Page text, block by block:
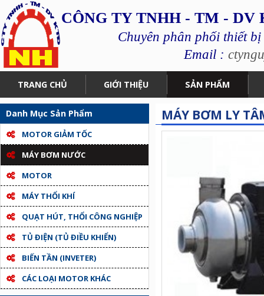
CÔNG TY TNHH - TM -
Chuyên phân phối thiết
Email :
TRANG CHỦ GIỚI THIỆU SẢN PHẨM
Danh Mục Sản Phẩm
MOTOR GIẢM TỐC
MÁY BƠM NƯỚC
MOTOR
MÁY THỔI KHÍ
QUẠT HÚT, THỔI CÔNG NGHIỆP
TỦ ĐIỆN (TỦ ĐIỀU KHIỂN)
BIẾN TẦN (INVETER)
CÁC LOẠI MOTOR KHÁC
MÁY BƠM LY